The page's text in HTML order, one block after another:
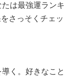
たは最強運ランキ
さっそくチェッ
く。好きなこと